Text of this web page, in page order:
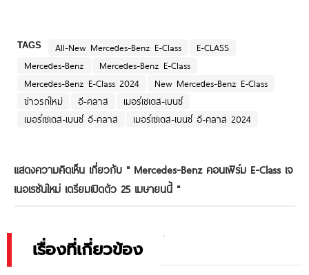
TAGS All-New Mercedes-Benz E-Class
E-CLASS
Mercedes-Benz
Mercedes-Benz E-Class
Mercedes-Benz E-Class 2024
New Mercedes-Benz E-Class
ข่าวรถใหม่
อี-คลาส
เมอร์เซเดส-เบนซ์
เมอร์เซเดส-เบนซ์ อี-คลาส
เมอร์เซเดส-เบนซ์ อี-คลาส 2024
แสดงความคิดเห็น เกี่ยวกับ " Mercedes-Benz คอนเฟิร์ม E-Class เจ
เนอเรชันใหม่ เตรียมเปิดตัว 25 เมษายนนี้ "
เรื่องที่เกี่ยวข้อง